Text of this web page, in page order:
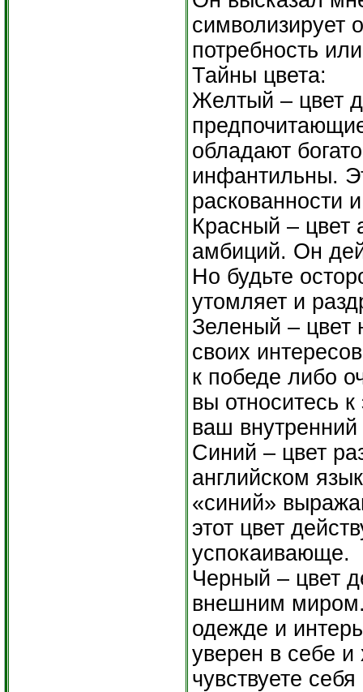
символизирует
потребность
Тайны цвета:
Желтый – цвет
обладают
инфантильны.
раскованности
Красный – цвет
амбиций. Он
Но будьте
утомляет и
Зеленый – цвет
своих
к победе либо
вы относитесь
ваш внутренний
Синий – цвет
английском
«синий»
этот цвет
успокаивающе.
Черный – цвет
внешним
одежде и
уверен в себе и
чувствуете